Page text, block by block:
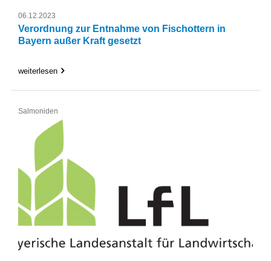
06.12.2023
Verordnung zur Entnahme von Fischottern in
Bayern außer Kraft gesetzt
weiterlesen
Salmoniden